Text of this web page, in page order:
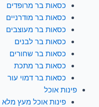
כסאות בר מרופדים
כסאות בר מודרניים
כסאות בר מעוצבים
כסאות בר לבנים
כסאות בר שחורים
כסאות בר מתכת
כסאות בר דמוי עור
פינות אוכל
פינות אוכל מעץ מלא